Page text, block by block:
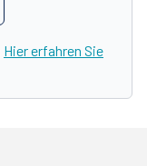
Hier erfahren Sie